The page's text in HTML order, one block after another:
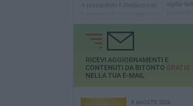
A presiederlo il Sindaco con
di Comandante e Vice-
Comandante della Polizia
locale
vigilia
RICEVI AGGIORNAMENTI E
CONTENUTI DA BITONTO GRATIS
NELLA TUA E-MAIL
8 AGOSTO 2026